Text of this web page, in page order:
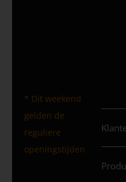
* Dit weekend
gelden de
reguliere
openingstijden